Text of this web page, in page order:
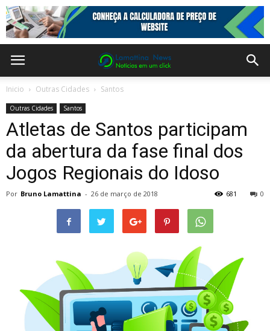
Inicio Outras Cidades Santos
Outras Cidades Santos
Atletas de Santos participam
da abertura da fase final dos
Jogos Regionais do Idoso
Por Bruno Lamattina - 26 de março de 2018 0
681